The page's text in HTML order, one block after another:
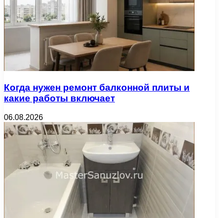
Когда нужен ремонт балконной плиты и
какие работы включает
06.08.2026